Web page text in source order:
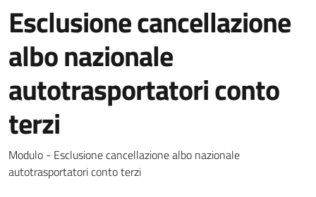
Esclusione cancellazione
albo nazionale
autotrasportatori conto
terzi
Dettagli del documento
Modulo - Esclusione cancellazione albo nazionale
autotrasportatori conto terzi